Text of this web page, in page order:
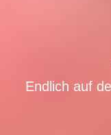
Endlich auf